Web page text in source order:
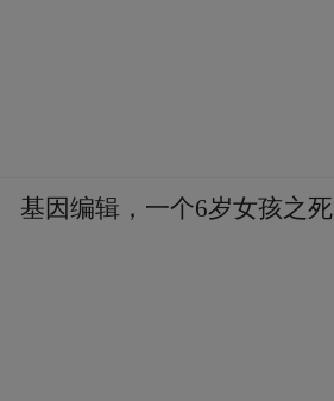
基因编辑，一个6岁女孩之死